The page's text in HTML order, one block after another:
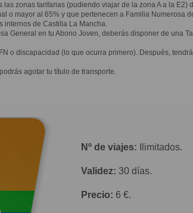
zonas tarifarias (pudiendo viajar de la zona A a la E2)
o mayor al 65% y que pertenecen a Familia Numerosa
internos de Castilla La Mancha.
General en tu Abono Joven, deberás disponer de una
o discapacidad (lo que ocurra primero). Después,
agotar tu título de transporte.
Nº de viajes: Ilimitados.
Validez: 30 días.
Precio: 6 €.